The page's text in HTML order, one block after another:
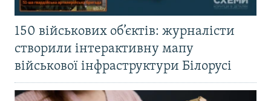
150 військових об’єктів: журналісти
створили інтерактивну мапу
військової інфраструктури Білорусі